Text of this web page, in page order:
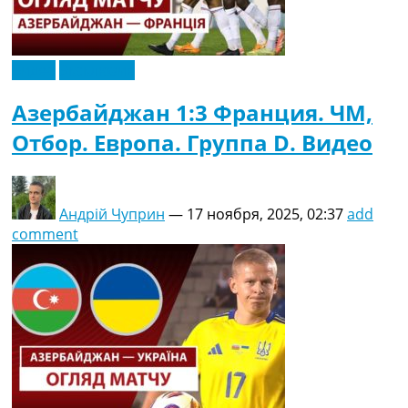
Рейтинг ФИФА
ТВ программа
RU
UA
Categories
Главная
Новости футбола
Трансферы
Новости футбола Украины
Последние комментарии
Конкурс прогнозов
Логин
Рейтинги
Правила
Коллективный прогноз
Турниры
Чемпионат Мира
Азербайджан 1:3 Франция. ЧМ,
Отбор. Европа. Группа D. Видео
Андрій Чуприн — 17 ноября, 2025, 02:37add
comment